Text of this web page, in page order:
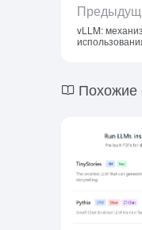
vLLM:
Похожие